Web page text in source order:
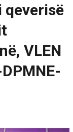
qeverisë
VLEN